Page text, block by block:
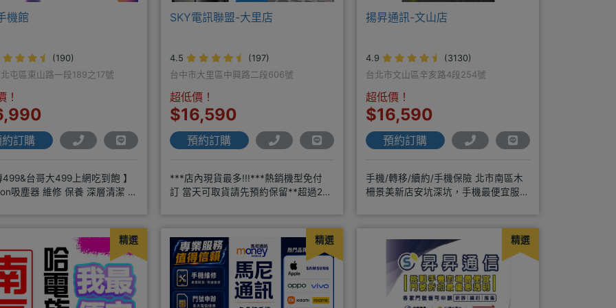
機館
(190)
屯區東山路一段189之17號
！
訂購
台哥大499上網吃到飽 】
吸塵器 維修 保養 深層清潔 周
SKY電訊聯盟-大里店
4.5
(197)
台中市大里區中興路二段606號
超低價！
$16,590
預約訂購
***店內現貨最多!!!***熱銷機型免付
訂 當天可取貨請先預約保留**超過20
揚昇通訊-文山店
4.9
(3130)
台北市文山區辛亥路4段254號
超低價！
$16,590
預約訂購
手機/轉移/續約/手機保險 北市南區木
柵景美新店安坑深坑，手機最便宜服務
精選 精選 精選